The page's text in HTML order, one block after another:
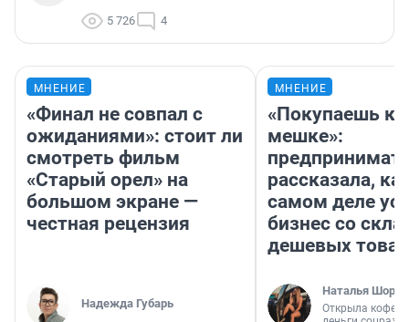
5 726 4
МНЕНИЕ
«Финал не совпал с
ожиданиями»: стоит ли
смотреть фильм
«Старый орел» на
большом экране —
честная рецензия
Надежда Губарь
МНЕНИЕ
«Покупаешь
мешке»:
рассказала,
самом деле
бизнес со
дешевых
Наталья
Открыла